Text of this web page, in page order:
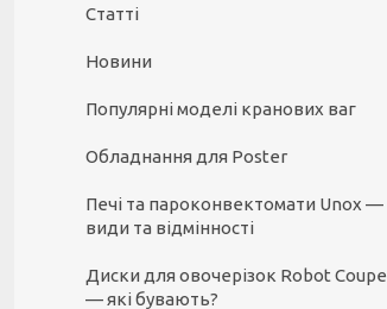
Статті
Новини
Популярні моделі кранових ваг
Обладнання для Poster
Печі та пароконвектомати Unox —
види та відмінності
Диски для овочерізок Robot Coupe
— які бувають?